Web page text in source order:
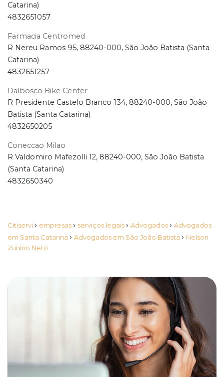
Catarina)
4832651057
Farmacia Centromed
R Nereu Ramos 95, 88240-000, São João Batista (Santa
Catarina)
4832651257
Dalbosco Bike Center
R Presidente Castelo Branco 134, 88240-000, São João
Batista (Santa Catarina)
4832650205
Coneccao Milao
R Valdomiro Mafezolli 12, 88240-000, São João Batista
(Santa Catarina)
4832650340
Citiservi › empresas › serviços legais › Advogados › Advogados
em Santa Catarina › Advogados em São João Batista › Nelson
Zunino Neto